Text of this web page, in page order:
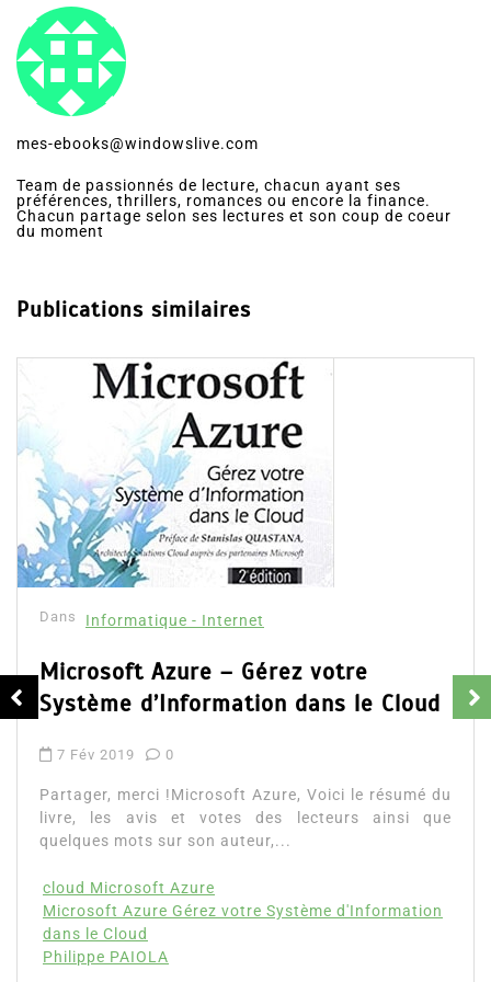
mes-ebooks@windowslive.com
Team de passionnés de lecture, chacun ayant ses
préférences, thrillers, romances ou encore la finance.
Chacun partage selon ses lectures et son coup de coeur
du moment
Publications similaires
Dans Informatique - Internet
Informatique, la collection J’assure
aux concours
2 Avr 2020 0
Partager, merci !Informatique, la collection J’assure
aux concours. Découvrez le résumé du livre, les
votes et avis des lecteurs ainsi que l’accès...
j'assure aux concours
Lire la suite